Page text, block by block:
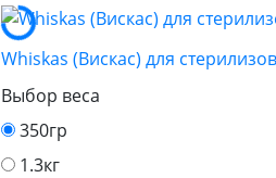
Whiskas (Вискас) для
Выбор веса
350гр
1.3кг